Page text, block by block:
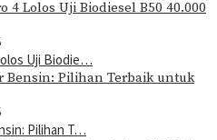
Uji Biodie…
Pilihan T…